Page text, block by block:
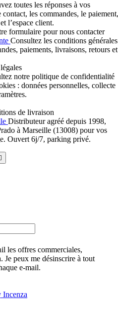
toutes les réponses à vos
les commandes, le paiement,
l’espace client.
formulaire pour nous contacter
Consultez les conditions générales
paiements, livraisons, retours et
notre politique de confidentialité
: données personnelles, collecte
de livraison
Distributeur agréé depuis 1998,
à Marseille (13008) pour vos
Ouvert 6j/7, parking privé.
les offres commerciales,
Je peux me désinscrire à tout
e-mail.